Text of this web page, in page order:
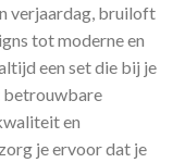
verjaardag, bruiloft
tot moderne en
een set die bij je
betrouwbare
en
je ervoor dat je